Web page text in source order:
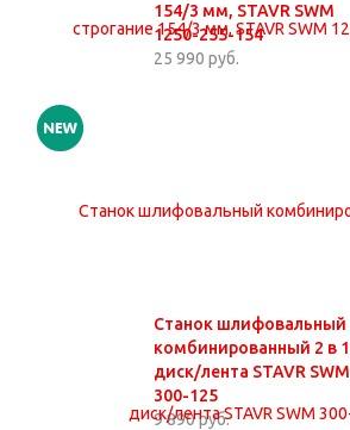
154/3 мм, STAVR SWM
1250-255-154
25 990 руб.
Станок шлифовальный
комбинированный 2 в 1
диск/лента STAVR SWM
300-125
9 890 руб.